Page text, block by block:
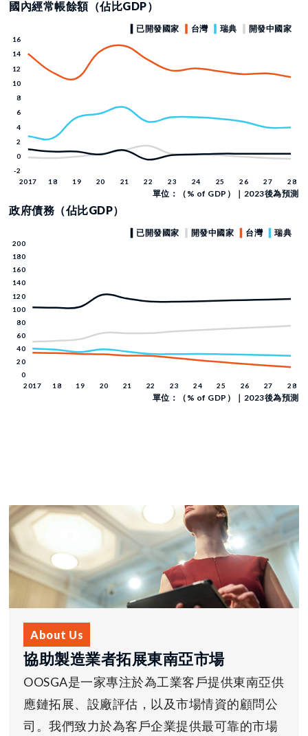
國內經常帳餘額（佔比GDP）
單位：（% of GDP）｜2023後為預測
政府債務（佔比GDP）
單位：（% of GDP）｜2023後為預測
About Us
協助製造業者拓展東南亞市場
OOSGA是一家專注於為工業客戶提供東南亞供
應鏈拓展、設廠評估，以及市場情資的顧問公
司。我們致力於為客戶企業提供最可靠的市場